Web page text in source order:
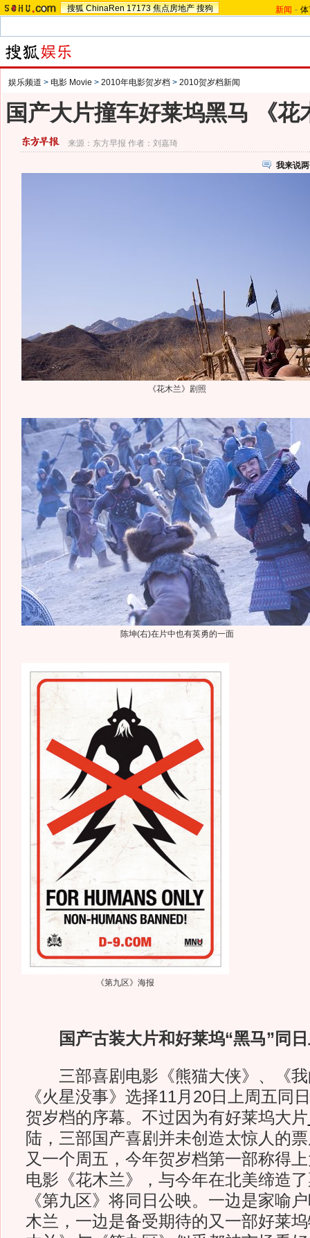
搜狐 ChinaRen 17173 焦点房地产 搜狗 新闻 -
娱乐频道 > 电影 Movie > 2010年电影贺岁档 > 2010贺岁档新闻
国产大片撞车好莱坞黑马 《花
来源： 东方早报 作者：刘嘉琦
我来说
《花木兰》剧照
陈坤(右)在片中也有英勇的一面
《第九区》海报
国产古装大片和好莱坞“黑马”同
三部喜剧电影《熊猫大侠》、《我
《火星没事》选择11月20日上周五同
贺岁档的序幕。不过因为有好莱坞大片
陆，三部国产喜剧并未创造太惊人的
又一个周五，今年贺岁档第一部称得
电影《花木兰》，与今年在北美缔造
《第九区》将同日公映。一边是家喻
木兰，一边是备受期待的又一部好莱